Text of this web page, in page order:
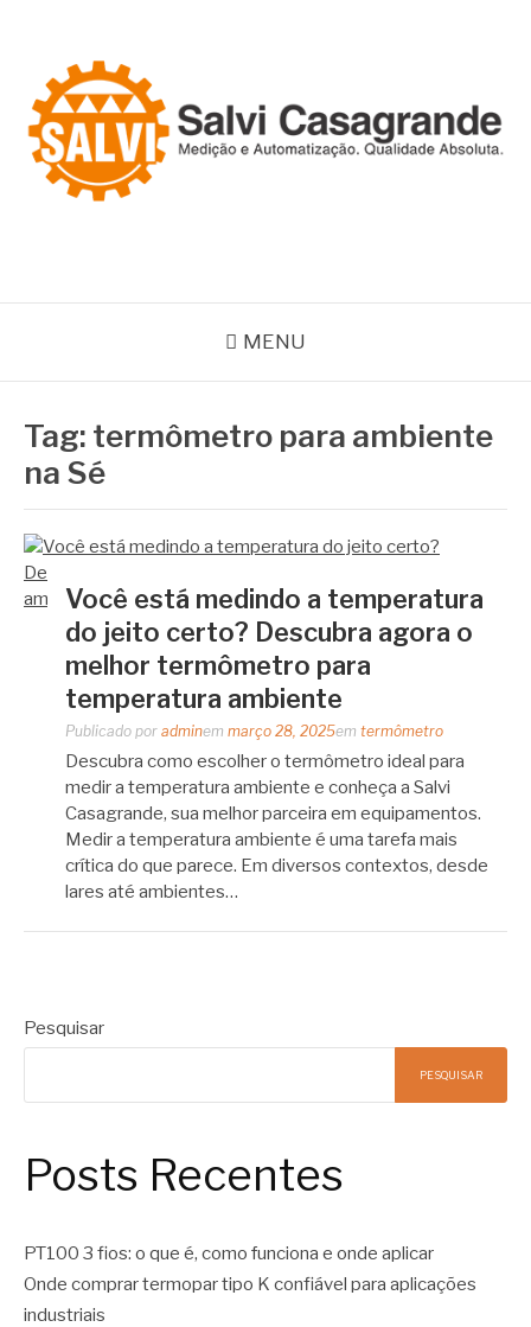
conteúdo
MENU
Tag: termômetro para ambiente
na Sé
Você está medindo a temperatura
do jeito certo? Descubra agora o
melhor termômetro para
temperatura ambiente
Publicado por adminem março 28, 2025em termômetro
Descubra como escolher o termômetro ideal para
medir a temperatura ambiente e conheça a Salvi
Casagrande, sua melhor parceira em equipamentos.
Medir a temperatura ambiente é uma tarefa mais
crítica do que parece. Em diversos contextos, desde
lares até ambientes…
Pesquisar
PESQUISAR
Posts Recentes
PT100 3 fios: o que é, como funciona e onde aplicar
Onde comprar termopar tipo K confiável para aplicações
industriais